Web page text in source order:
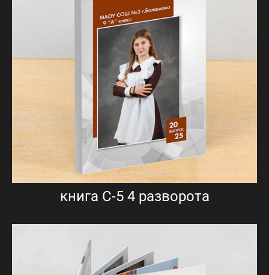
книга С-5 4 разворота